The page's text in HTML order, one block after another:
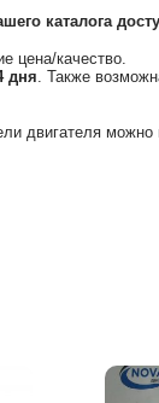
каталога
цена/качество.
дня. Также
двигателя